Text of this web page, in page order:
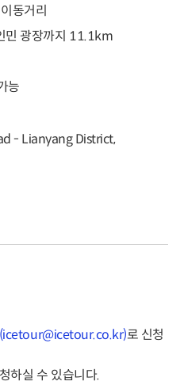
동거리
민 광장까지 11.1km
능
- Lianyang District,
(icetour@icetour.co.kr)로 신청
하실 수 있습니다.